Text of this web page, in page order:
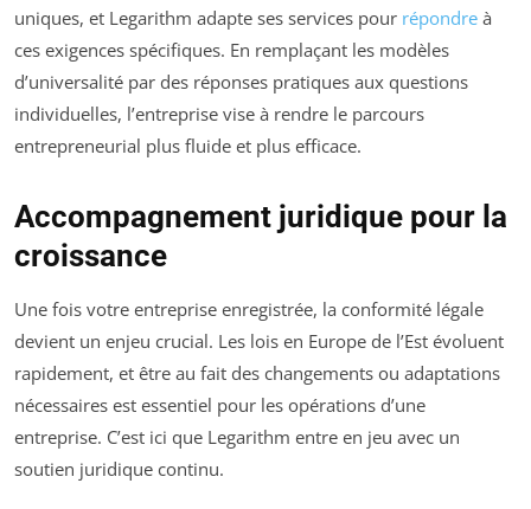
uniques, et Legarithm adapte ses services pour répondre à
ces exigences spécifiques. En remplaçant les modèles
d’universalité par des réponses pratiques aux questions
individuelles, l’entreprise vise à rendre le parcours
entrepreneurial plus fluide et plus efficace.
Accompagnement juridique pour la
croissance
Une fois votre entreprise enregistrée, la conformité légale
devient un enjeu crucial. Les lois en Europe de l’Est évoluent
rapidement, et être au fait des changements ou adaptations
nécessaires est essentiel pour les opérations d’une
entreprise. C’est ici que Legarithm entre en jeu avec un
soutien juridique continu.